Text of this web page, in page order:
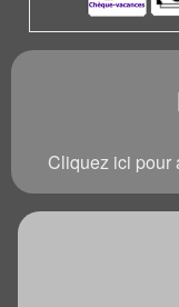
Cliquez ici pour